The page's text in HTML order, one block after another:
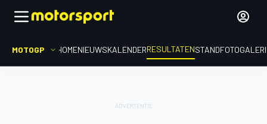
MOTOGP HOMENIEUWSKALENDERRESULTATENSTAND